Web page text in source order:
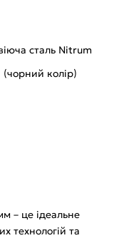
сталь Nitrum
(чорний колір)
– це ідеальне
технологій та